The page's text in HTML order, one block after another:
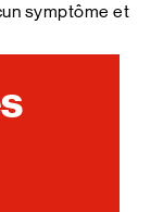
symptôme et